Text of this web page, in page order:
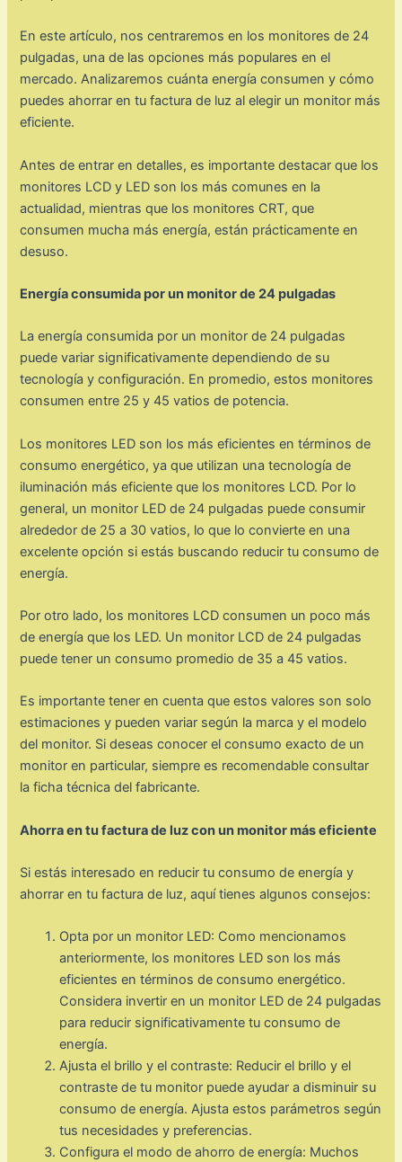
En este artículo, nos centraremos en los monitores de 24
pulgadas, una de las opciones más populares en el
mercado. Analizaremos cuánta energía consumen y cómo
puedes ahorrar en tu factura de luz al elegir un monitor más
eficiente.
Antes de entrar en detalles, es importante destacar que los
monitores LCD y LED son los más comunes en la
actualidad, mientras que los monitores CRT, que
consumen mucha más energía, están prácticamente en
desuso.
Energía consumida por un monitor de 24 pulgadas
La energía consumida por un monitor de 24 pulgadas
puede variar significativamente dependiendo de su
tecnología y configuración. En promedio, estos monitores
consumen entre 25 y 45 vatios de potencia.
Los monitores LED son los más eficientes en términos de
consumo energético, ya que utilizan una tecnología de
iluminación más eficiente que los monitores LCD. Por lo
general, un monitor LED de 24 pulgadas puede consumir
alrededor de 25 a 30 vatios, lo que lo convierte en una
excelente opción si estás buscando reducir tu consumo de
energía.
Por otro lado, los monitores LCD consumen un poco más
de energía que los LED. Un monitor LCD de 24 pulgadas
puede tener un consumo promedio de 35 a 45 vatios.
Es importante tener en cuenta que estos valores son solo
estimaciones y pueden variar según la marca y el modelo
del monitor. Si deseas conocer el consumo exacto de un
monitor en particular, siempre es recomendable consultar
la ficha técnica del fabricante.
Ahorra en tu factura de luz con un monitor más eficiente
Si estás interesado en reducir tu consumo de energía y
ahorrar en tu factura de luz, aquí tienes algunos consejos:
Opta por un monitor LED: Como mencionamos
anteriormente, los monitores LED son los más
eficientes en términos de consumo energético.
Considera invertir en un monitor LED de 24 pulgadas
para reducir significativamente tu consumo de
energía.
Ajusta el brillo y el contraste: Reducir el brillo y el
contraste de tu monitor puede ayudar a disminuir su
consumo de energía. Ajusta estos parámetros según
tus necesidades y preferencias.
Configura el modo de ahorro de energía: Muchos